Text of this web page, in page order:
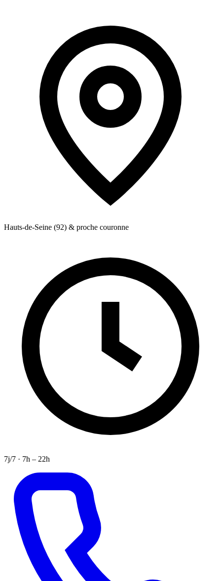
Hauts-de-Seine (92) & proche couronne
7j/7 · 7h – 22h